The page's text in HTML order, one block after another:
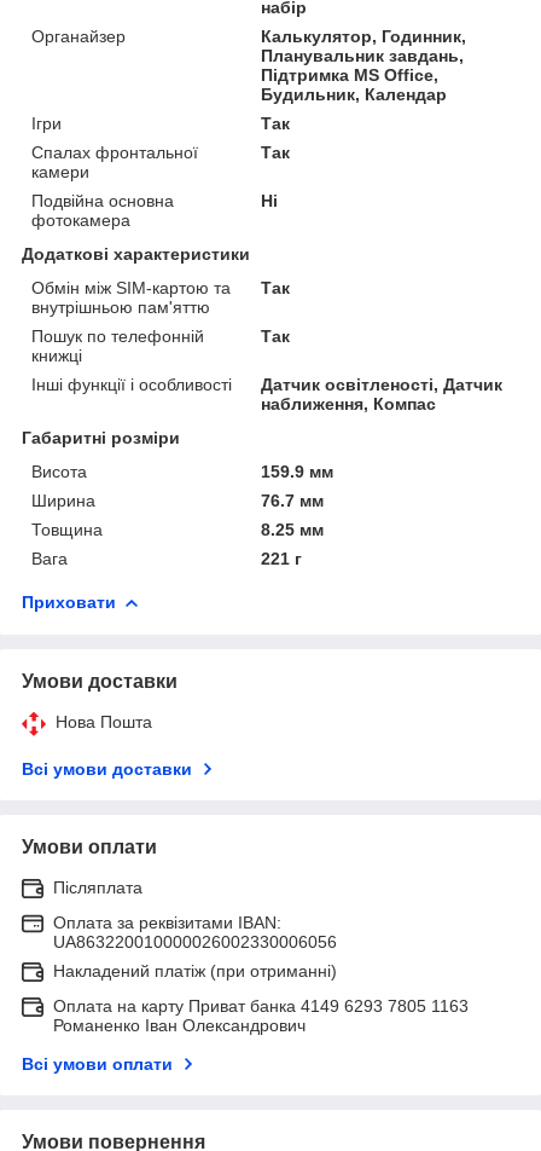
набір
Органайзер
Калькулятор, Годинник,
Планувальник завдань,
Підтримка MS Office,
Будильник, Календар
Ігри
Так
Спалах фронтальної
камери
Так
Подвійна основна
фотокамера
Ні
Додаткові характеристики
Обмін між SIM-картою та
внутрішньою пам'яттю
Так
Пошук по телефонній
книжці
Так
Інші функції і особливості
Датчик освітленості, Датчик
наближення, Компас
Габаритні розміри
Висота
159.9 мм
Ширина
76.7 мм
Товщина
8.25 мм
Вага
221 г
Приховати
Умови доставки
Нова Пошта
Всі умови доставки
Умови оплати
Післяплата
Оплата за реквізитами IBAN:
UA863220010000026002330006056
Накладений платіж (при отриманні)
Оплата на карту Приват банка 4149 6293 7805 1163
Романенко Іван Олександрович
Всі умови оплати
Умови повернення